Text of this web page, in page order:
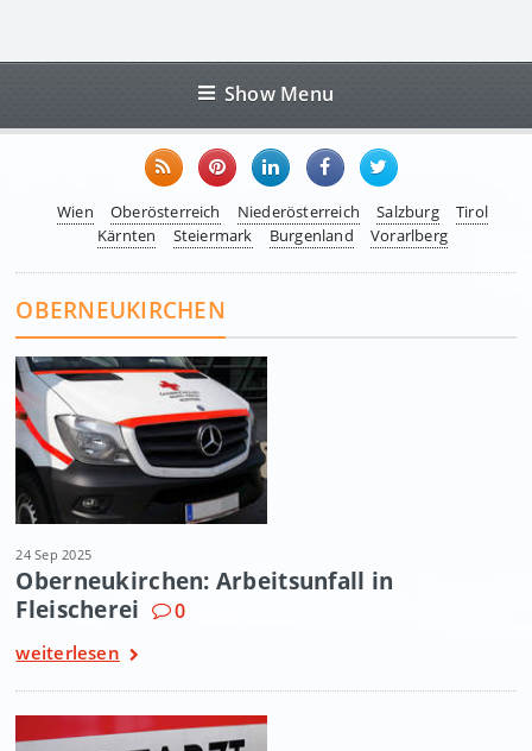
Show Menu
Wien Oberösterreich Niederösterreich Salzburg
Tirol
Kärnten
Steiermark Burgenland Vorarlberg
OBERNEUKIRCHEN
24 Sep 2025
Oberneukirchen: Arbeitsunfall in
Fleischerei
0
weiterlesen